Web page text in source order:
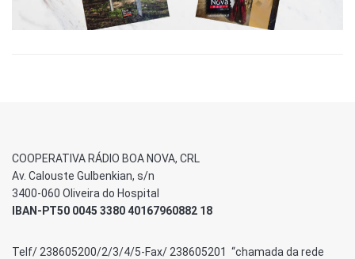
COOPERATIVA RÁDIO BOA NOVA, CRL
Av. Calouste Gulbenkian, s/n
3400-060 Oliveira do Hospital
IBAN-PT50 0045 3380 40167960882 18
Telf/ 238605200/2/3/4/5-Fax/ 238605201 “chamada da rede